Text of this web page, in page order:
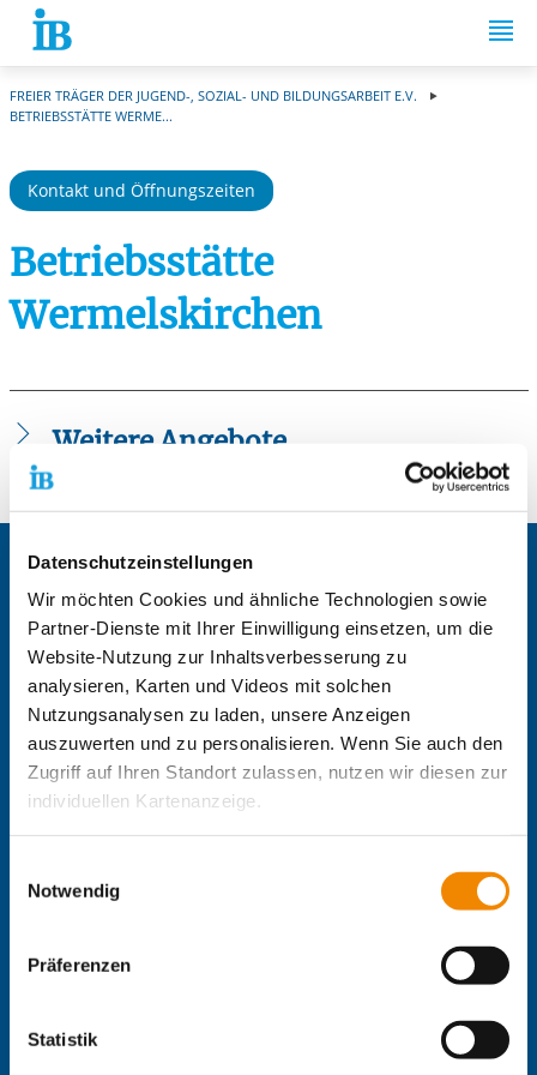
Datenschutzeinstellungen
Wir möchten Cookies und ähnliche Technologien sowie
Partner-Dienste mit Ihrer Einwilligung einsetzen, um die
Website-Nutzung zur Inhaltsverbesserung zu
analysieren, Karten und Videos mit solchen
Nutzungsanalysen zu laden, unsere Anzeigen
auszuwerten und zu personalisieren. Wenn Sie auch den
Zugriff auf Ihren Standort zulassen, nutzen wir diesen zur
individuellen Kartenanzeige.
unsere Partner Daten wie Ihre IP-Adresse und
verarbeiten diese zusammen mit Daten von anderen
Websites. Die Partner erkennen mitunter auch, wenn Sie
zum Website-Besuch verschiedene Geräte verwenden,
kann die Datenübertragung in Drittländer (insb. die USA)
nicht ausgeschlossen werden. Dort ist kein der EU
Notwendig
Präferenzen
Statistik
Springe zum Inhalt
FREIER TRÄGER DER JUGEND-, SOZIAL- UND BILDUNGSARBEIT E.V.
BETRIEBSSTÄTTE WERME...
Kontakt und Öffnungszeiten
Betriebsstätte
Wermelskirchen
Weitere Angebote
Zentrale IB-Websites:
Die Internationale Arbeit des IB
IB-Schulen
IB-Kindertageseinrichtungen
IB-Freiwilligendienste
IB-Jugendmigrationsdienste
IB-Online-Akademie
IB-Green
IB Nord
IB West